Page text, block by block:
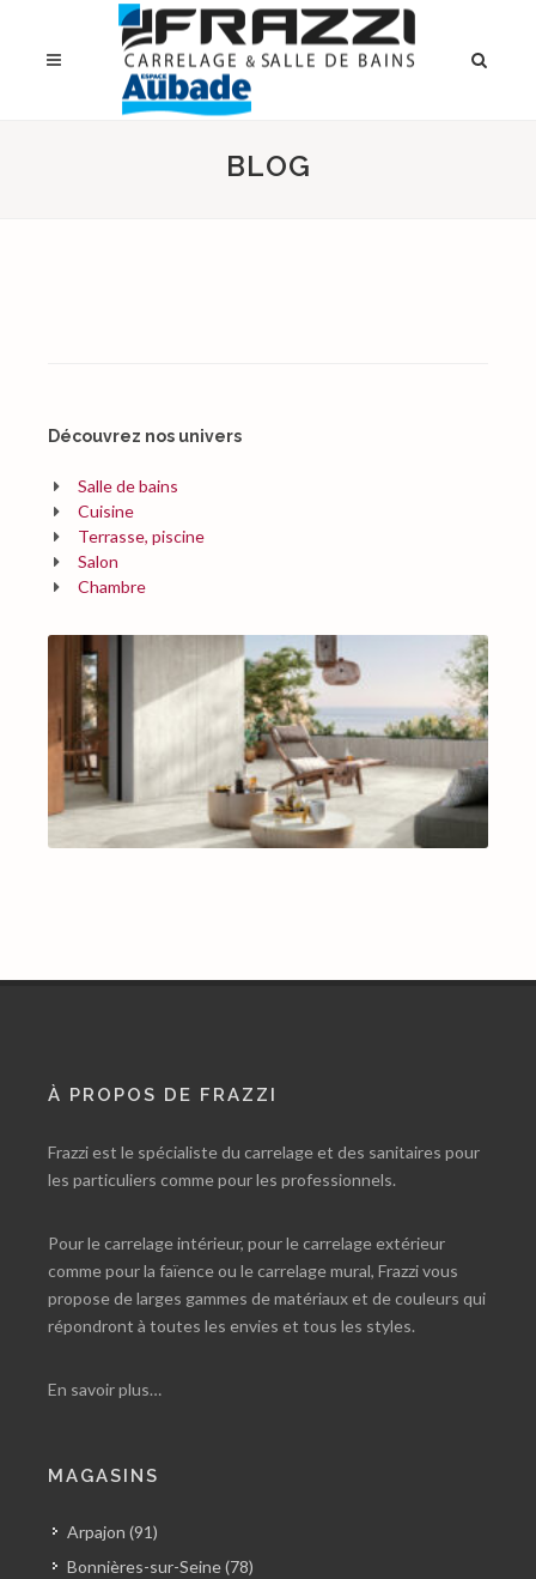
BLOG
Découvrez nos univers
Salle de bains
Cuisine
Terrasse, piscine
Salon
Chambre
À PROPOS DE FRAZZI
Frazzi est le spécialiste du carrelage et des sanitaires pour
les particuliers comme pour les professionnels.
Pour le carrelage intérieur, pour le carrelage extérieur
comme pour la faïence ou le carrelage mural, Frazzi vous
propose de larges gammes de matériaux et de couleurs qui
répondront à toutes les envies et tous les styles.
En savoir plus…
MAGASINS
Arpajon (91)
Bonnières-sur-Seine (78)